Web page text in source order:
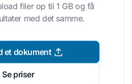
filer op til 1 GB og få
med det samme.
et dokument
Se priser